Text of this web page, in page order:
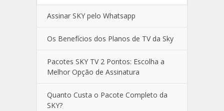
Assinar SKY pelo Whatsapp
Os Benefícios dos Planos de TV da Sky
Pacotes SKY TV 2 Pontos: Escolha a
Melhor Opção de Assinatura
Quanto Custa o Pacote Completo da
SKY?